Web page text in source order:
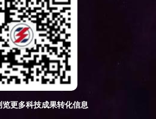
览更多科技成果转化信息